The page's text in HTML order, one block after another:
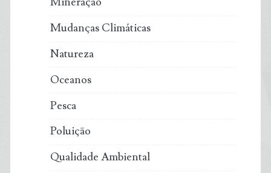
Mudanças Climáticas
Natureza
Oceanos
Pesca
Poluição
Qualidade Ambiental